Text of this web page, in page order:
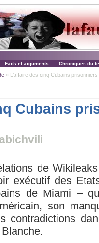
Faits et arguments Chroniques du
» L’affaire des cinq Cubains
Cubains
de
exécutif des
de Miami –
son
contradictions